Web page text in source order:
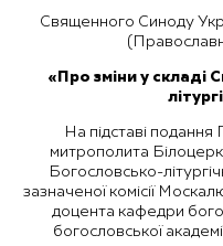
Священного Синоду
«Про зміни у складі
На підставі
митрополита
Богословсько-
зазначеної комісії
доцента кафедри
богословської